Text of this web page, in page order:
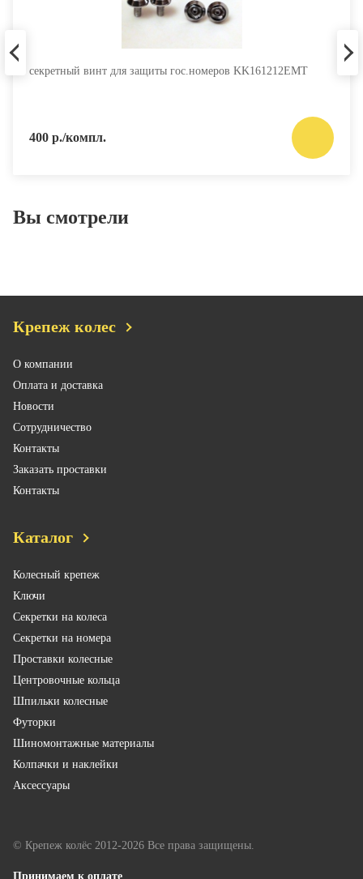
секретный винт для защиты гос.номеров KK161212EMT
400 р./компл.
Вы смотрели
Крепеж колес
О компании
Оплата и доставка
Новости
Сотрудничество
Контакты
Заказать проставки
Контакты
Каталог
Колесный крепеж
Ключи
Секретки на колеса
Секретки на номера
Проставки колесные
Центровочные кольца
Шпильки колесные
Футорки
Шиномонтажные материалы
Колпачки и наклейки
Аксессуары
© Крепеж колёс 2012-2026 Все права защищены.
Принимаем к оплате